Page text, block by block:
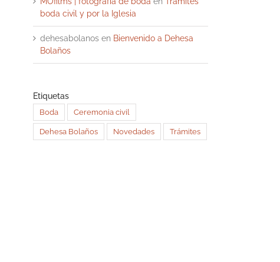
boda civil y por la Iglesia
dehesabolanos en Bienvenido a Dehesa
Bolaños
Etiquetas
Boda Ceremonia civil
Dehesa Bolaños Novedades Trámites